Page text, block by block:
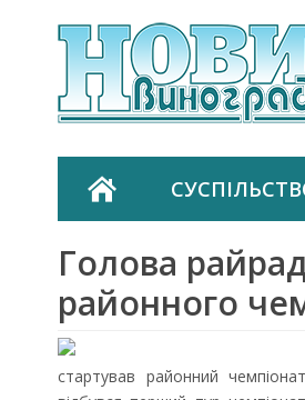
Голова
районного
стартував районний